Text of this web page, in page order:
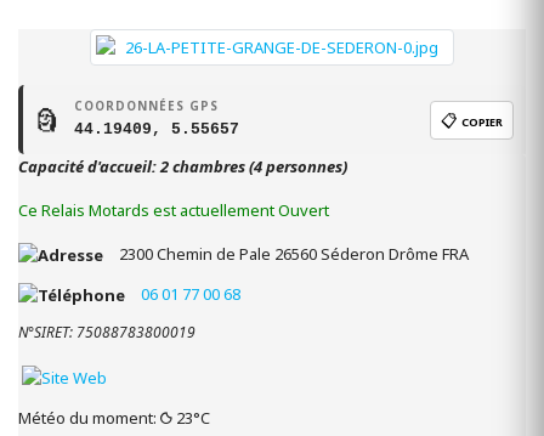
🗿 COORDONNÉES GPS
44.19409, 5.55657 📋 COPIER
Capacité d'accueil: 2 chambres (4 personnes)
Ce Relais Motards est actuellement Ouvert
2300 Chemin de Pale 26560Séderon Drôme FRA
06 01 77 00 68
N°SIRET: 75088783800019
Météo du moment: 23°C